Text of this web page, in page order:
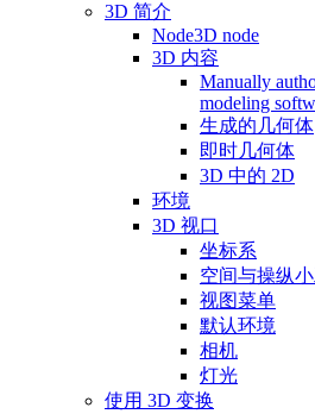
3D 简介
Node3D node
3D 内容
Manually
modeling
生成的几何体
即时几何体
3D 中的 2D
环境
3D 视口
坐标系
空间与操纵
视图菜单
默认环境
相机
灯光
使用 3D 变换